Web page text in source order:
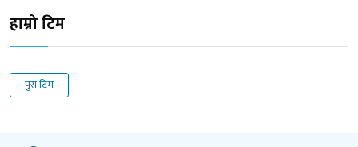
हाम्रो टिम
पुरा टिम